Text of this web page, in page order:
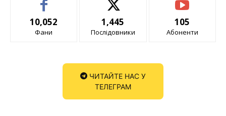
10,052
Фани
1,445
Послідовники
105
Абоненти
ЧИТАЙТЕ НАС У
ТЕЛЕГРАМ